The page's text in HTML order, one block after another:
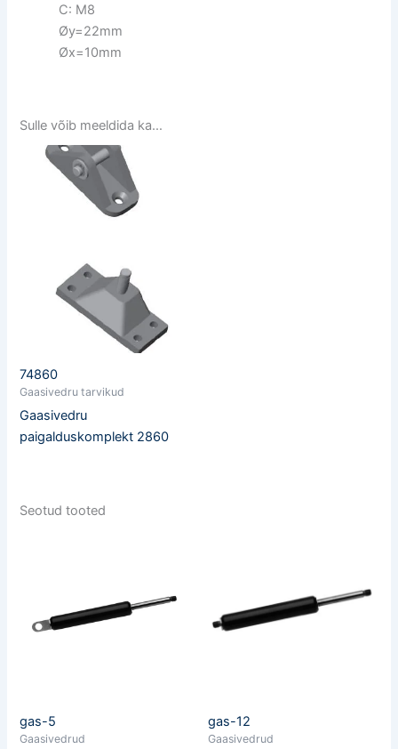
C: M8
Øy=22mm
Øx=10mm
Sulle võib meeldida ka…
74860
Gaasivedru tarvikud
Gaasivedru
paigalduskomplekt 2860
Seotud tooted
gas-5
Gaasivedrud
gas-12
Gaasivedrud